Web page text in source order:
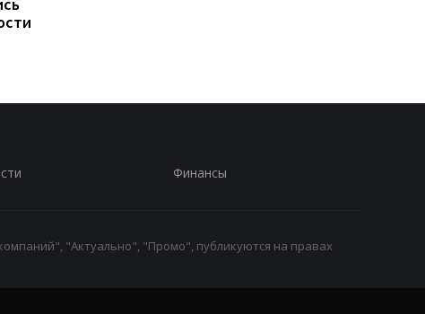
Финансы
"Актуально", "Промо", публикуются на правах